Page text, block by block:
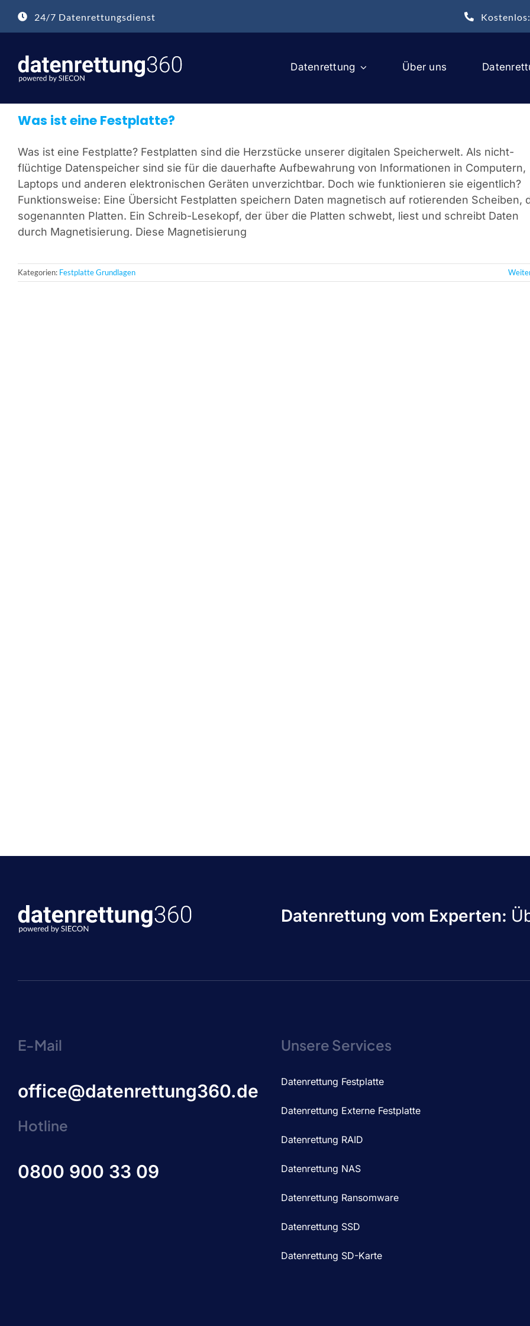
Inhalt
24/7 Datenrettungsdienst
Datenrettung Über uns
Was ist eine Festplatte?
Was ist eine Festplatte? Festplatten sind die Herzstücke unserer digitalen Speicherwelt. Als nicht-
flüchtige Datenspeicher sind sie für die dauerhafte Aufbewahrung von Informationen in Computern,
Laptops und anderen elektronischen Geräten unverzichtbar. Doch wie funktionieren sie eigentlich?
Funktionsweise: Eine Übersicht Festplatten speichern Daten magnetisch auf rotierenden Scheiben,
sogenannten Platten. Ein Schreib-Lesekopf, der über die Platten schwebt, liest und schreibt Daten
durch Magnetisierung. Diese Magnetisierung
Kategorien: Festplatte Grundlagen
Datenrettung vom Experten:
E-Mail
office@datenrettung360.de
Hotline
0800 900 33 09
Unsere Services
Datenrettung Festplatte
Datenrettung Externe Festplatte
Datenrettung RAID
Datenrettung NAS
Datenrettung Ransomware
Datenrettung SSD
Datenrettung SD-Karte